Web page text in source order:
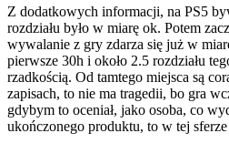
Z dodatkowych informacji, na PS5
rozdziału było w miarę ok. Potem
wywalanie z gry zdarza się już w
pierwsze 30h i około 2.5 rozdziału
rzadkością. Od tamtego miejsca są
zapisach, to nie ma tragedii, bo gra
gdybym to oceniał, jako osoba, co
ukończonego produktu, to w tej